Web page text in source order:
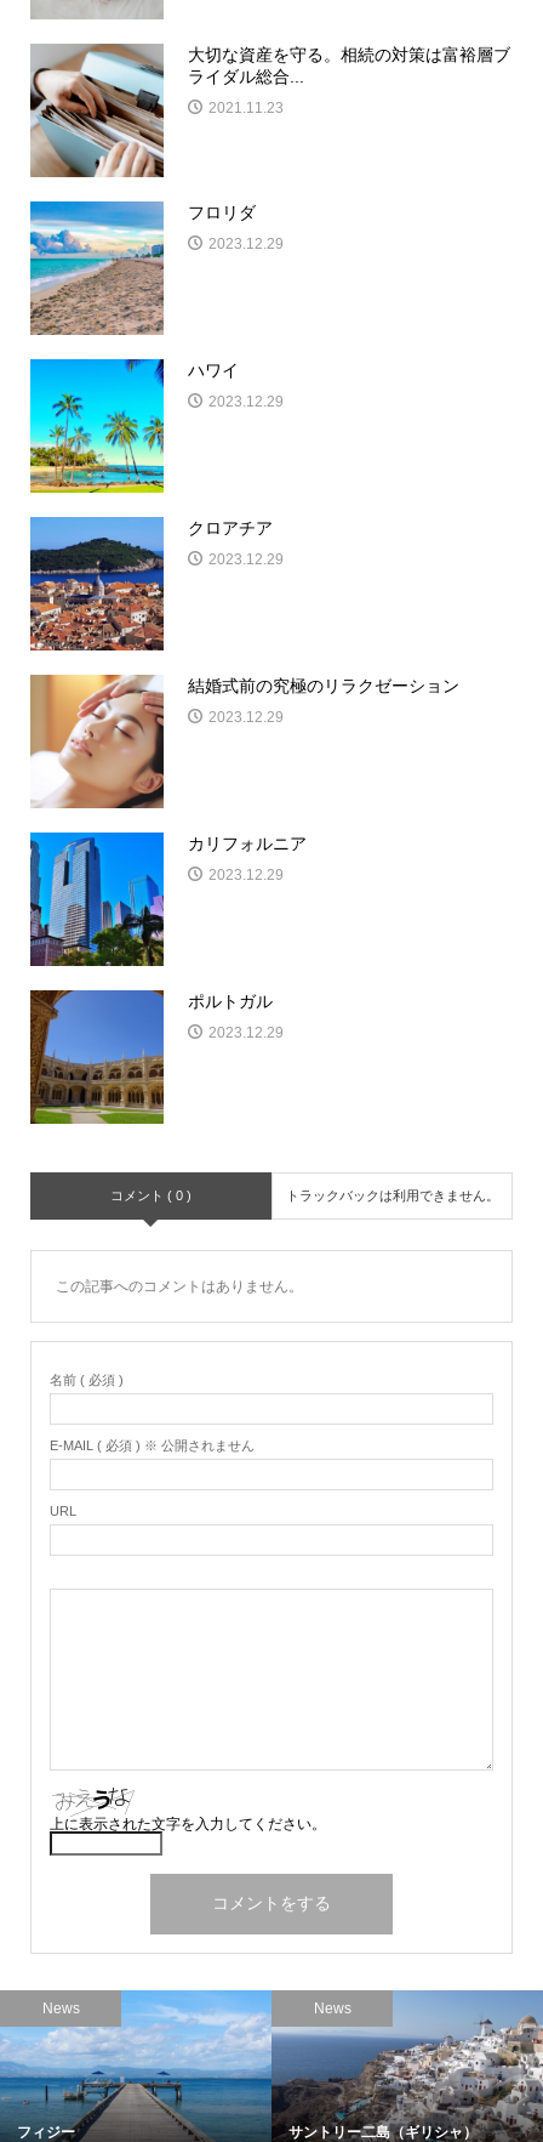
大切な資産を守る。相続の対策は富裕層ブ
ライダル総合...
2021.11.23
フロリダ
2023.12.29
ハワイ
2023.12.29
クロアチア
2023.12.29
結婚式前の究極のリラクゼーション
2023.12.29
カリフォルニア
2023.12.29
ポルトガル
2023.12.29
コメント ( 0 ) トラックバックは利用できません。
この記事へのコメントはありません。
名前 ( 必須 )
E-MAIL ( 必須 ) ※ 公開されません
URL
上に表示された文字を入力してください。
News
フィジー
News
サントリー二島（ギリシャ）